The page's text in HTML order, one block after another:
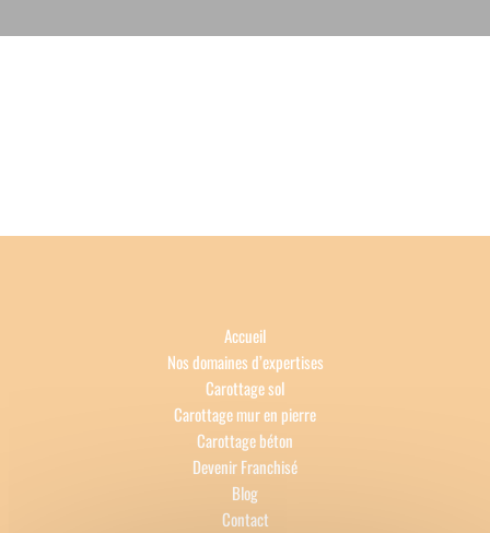
Accueil
Nos domaines d’expertises
Carottage sol
Carottage mur en pierre
Carottage béton
Devenir Franchisé
Blog
Contact